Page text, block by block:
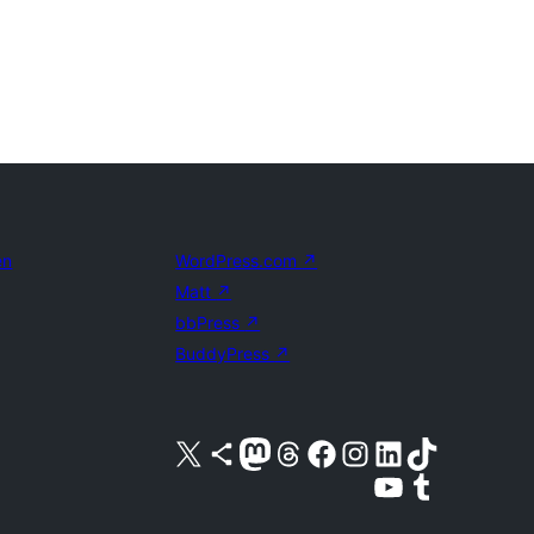
WordPress.com ↗
Matt ↗
bbPress ↗
BuddyPress ↗
Bezoek ons X (voorheen Twitter) account
Bezoek ons Bluesky account
Bezoek ons Mastodon account
Bezoek ons Threads account
Onze Facebook pagina bezoeken
Bezoek ons Instagram account
Bezoek ons LinkedIn account
Bezoek ons TikTok account
Bezoek ons YouTube kanaalBezoek ons Tumblr account